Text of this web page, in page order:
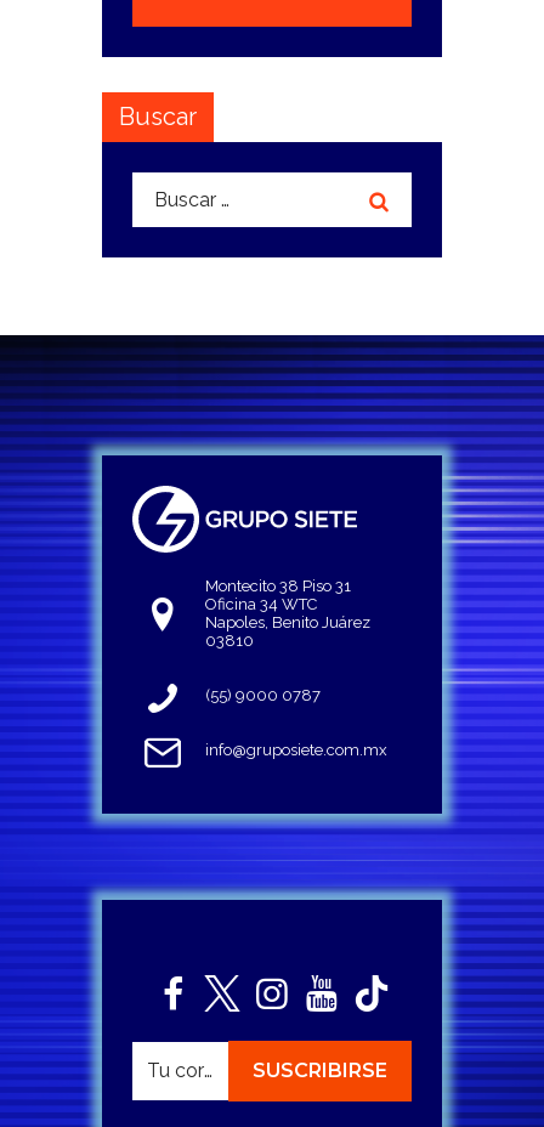
Buscar
Buscar:
Montecito 38 Piso 31
Oficina 34 WTC
Napoles, Benito Juárez
03810
(55) 9000 0787
info@gruposiete.com.mx